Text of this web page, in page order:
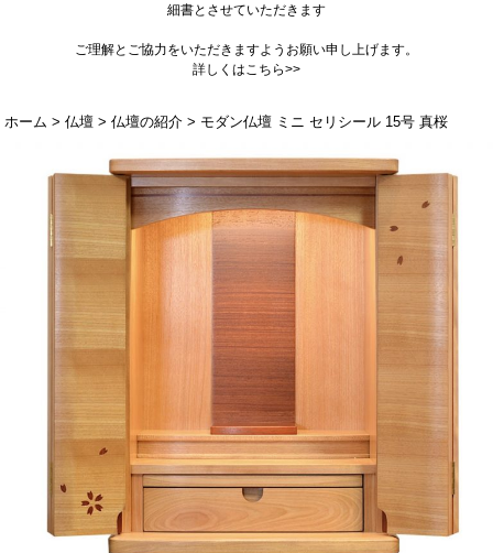
細書とさせていただきます
ご理解とご協力をいただきますようお願い申し上げます。
詳しくはこちら>>
ホーム >仏壇 >仏壇の紹介 > モダン仏壇 ミニ セリシール 15号 真桜